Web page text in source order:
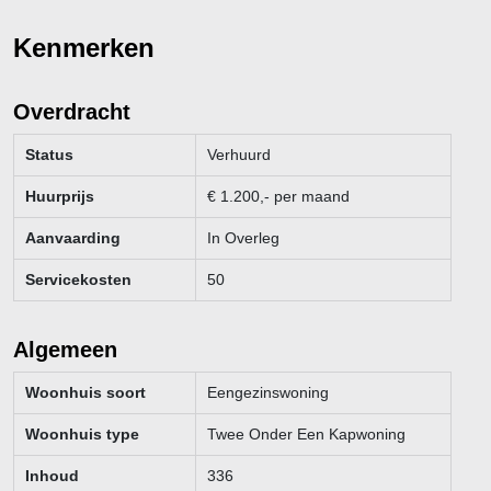
Kenmerken
Overdracht
Status Verhuurd
Huurprijs €1.200,- per maand
Aanvaarding In Overleg
Servicekosten 50
Algemeen
Woonhuis soort Eengezinswoning
Woonhuis type Twee Onder Een Kapwoning
Inhoud 336